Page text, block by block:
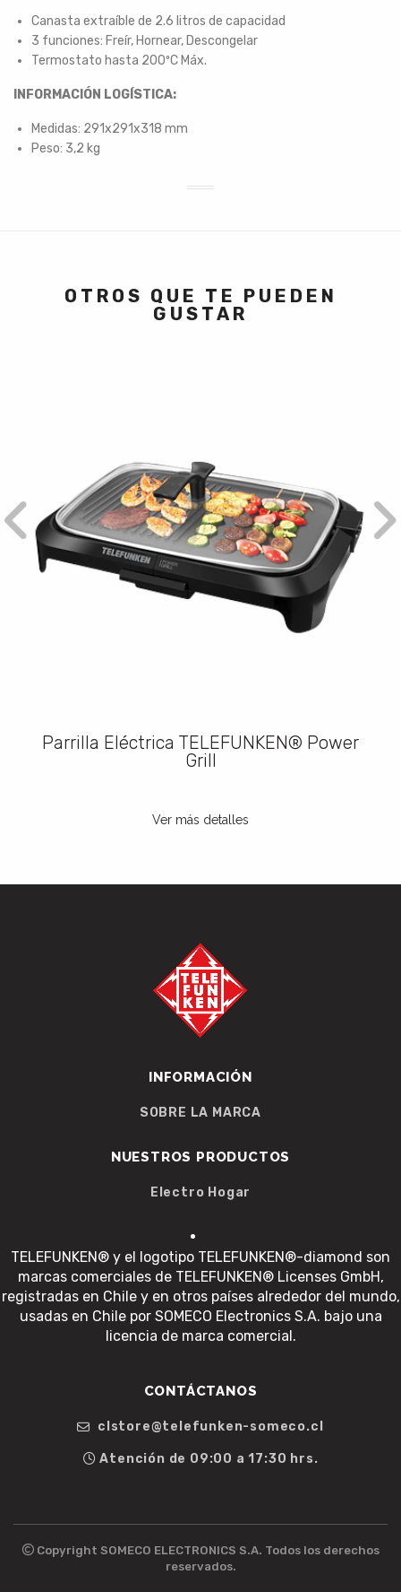
Canasta extraíble de 2.6 litros de capacidad
3 funciones: Freír, Hornear, Descongelar
Termostato hasta 200ºC Máx.
INFORMACIÓN LOGÍSTICA:
Medidas: 291x291x318 mm
Peso: 3,2 kg
OTROS QUE TE PUEDEN
GUSTAR
Parrilla Eléctrica TELEFUNKEN® Power
Grill
Ver más detalles
INFORMACIÓN
SOBRE LA MARCA
NUESTROS PRODUCTOS
Electro Hogar
TELEFUNKEN® y el logotipo TELEFUNKEN®-diamond son
marcas comerciales de TELEFUNKEN® Licenses GmbH,
registradas en Chile y en otros países alrededor del mundo,
usadas en Chile por SOMECO Electronics S.A. bajo una
licencia de marca comercial.
CONTÁCTANOS
clstore@telefunken-someco.cl
Atención de 09:00 a 17:30 hrs.
Copyright SOMECO ELECTRONICS S.A. Todos los derechos
reservados.